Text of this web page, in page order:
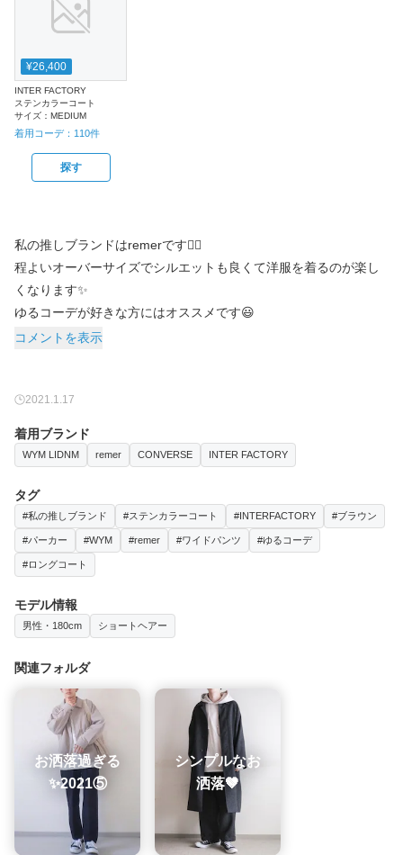
¥26,400
INTER FACTORY
ステンカラーコート
サイズ： MEDIUM
着用コーデ： 110件
探す
私の推しブランドはremerです🙆‍♂️
程よいオーバーサイズでシルエットも良くて洋服を着るのが楽し
くなります✨
ゆるコーデが好きな方にはオススメです😃
コメントを表示
2021.1.17
着用ブランド
WYM LIDNM remer CONVERSE INTER FACTORY
タグ
#私の推しブランド #ステンカラーコート #INTERFACTORY #ブラウン
#パーカー #WYM #remer #ワイドパンツ #ゆるコーデ
#ロングコート
モデル情報
男性・180cm ショートヘアー
関連フォルダ
お洒落過ぎる
✨2021⑤
シンプルなお
洒落🤎